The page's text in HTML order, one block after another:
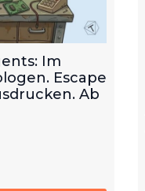
Im
Escape
Ab